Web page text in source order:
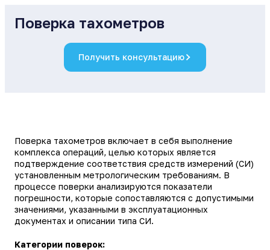
Поверка тахометров
Получить консультацию
Поверка тахометров включает в себя выполнение
комплекса операций, целью которых является
подтверждение соответствия средств измерений (СИ)
установленным метрологическим требованиям. В
процессе поверки анализируются показатели
погрешности, которые сопоставляются с допустимыми
значениями, указанными в эксплуатационных
документах и описании типа СИ.
Категории поверок: